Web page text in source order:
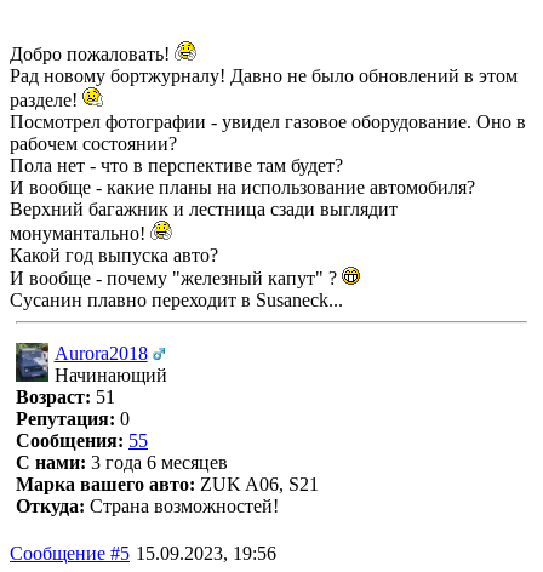
Добро пожаловать!
Рад новому бортжурналу! Давно не было обновлений в этом
разделе!
Посмотрел фотографии - увидел газовое оборудование. Оно в
рабочем состоянии?
Пола нет - что в перспективе там будет?
И вообще - какие планы на использование автомобиля?
Верхний багажник и лестница сзади выглядит
монумантально!
Какой год выпуска авто?
И вообще - почему "железный капут" ?
Сусанин плавно переходит в Susaneck...
Aurora2018
Начинающий
Возраст: 51
Репутация: 0
Сообщения: 55
С нами: 3 года 6 месяцев
Марка вашего авто: ZUK A06, S21
Откуда: Страна возможностей!
Сообщение #5 15.09.2023, 19:56